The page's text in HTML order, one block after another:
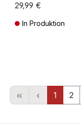
29,99 €
In Produktion
Seite
1 2